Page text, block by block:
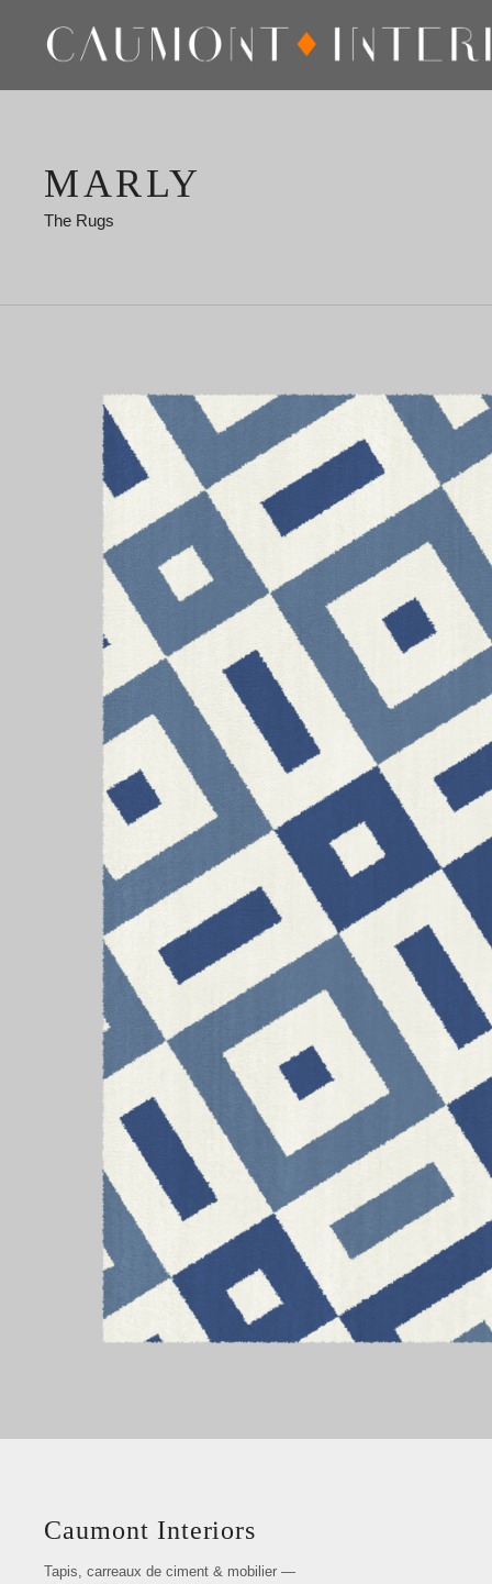
MARLY
The Rugs
Caumont Interiors
Tapis, carreaux de ciment & mobilier —